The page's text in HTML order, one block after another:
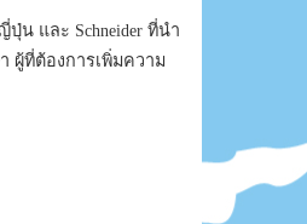
น และ Schneider ที่นำ
ผู้ที่ต้องการเพิ่มความ